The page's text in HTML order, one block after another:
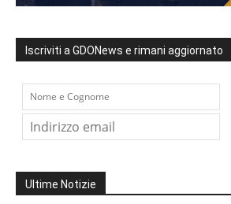
Iscriviti a GDONews e rimani aggiornato
Ultime Notizie